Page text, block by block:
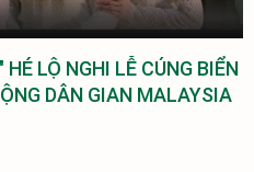
LỘ NGHI LỄ CÚNG BIỂN
DÂN GIAN MALAYSIA